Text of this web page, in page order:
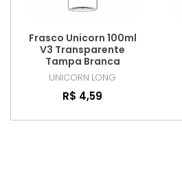
Frasco Unicorn 100ml
V3 Transparente
Tampa Branca
UNICORN LONG
R$ 4,59